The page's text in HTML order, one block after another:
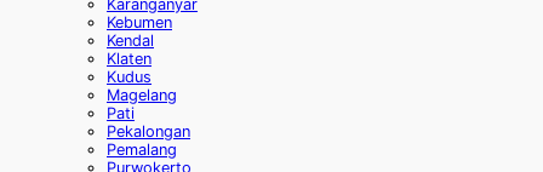
Karanganyar
Kebumen
Kendal
Klaten
Kudus
Magelang
Pati
Pekalongan
Pemalang
Purwokerto